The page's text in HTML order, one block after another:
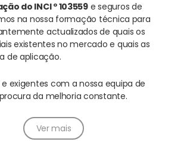
do INCI º 103559e seguros de
na nossa formação técnica para
actualizados de quais os
existentes no mercado e quais as
de aplicação.
exigentes com a nossa equipa de
da melhoria constante.
Ver mais